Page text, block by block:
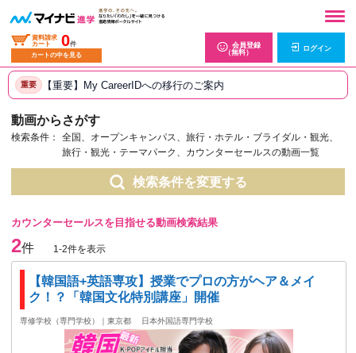
資料請求
カート
0件
カートの中を見る
会員登録
（無料）
ログイン
重要 【重要】My CareerIDへの移行のご案内
動画からさがす
検索条件：
全国、オープンキャンパス、旅行・ホテル・ブライダル・観光、
旅行・観光・テーマパーク、カウンターセールスの動画一覧
検索条件を変更する
カウンターセールスを目指せる動画検索結果
2件 1-2件を表示
【韓国語+英語専攻】授業でプロの方がヘア＆メイ
ク！？「韓国文化特別講座」開催
専修学校（専門学校）｜東京都 日本外国語専門学校